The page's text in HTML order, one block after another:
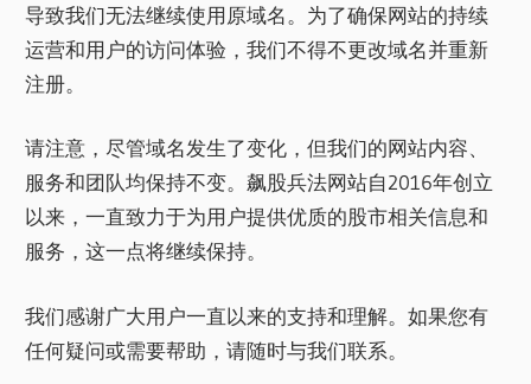
导致我们无法继续使用原域名。为了确保网站的持续
运营和用户的访问体验，我们不得不更改域名并重新
注册。
请注意，尽管域名发生了变化，但我们的网站内容、
服务和团队均保持不变。飙股兵法网站自2016年创立
以来，一直致力于为用户提供优质的股市相关信息和
服务，这一点将继续保持。
我们感谢广大用户一直以来的支持和理解。如果您有
任何疑问或需要帮助，请随时与我们联系。